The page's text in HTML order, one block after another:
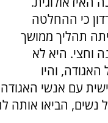
כי ההחלטה
תהליך ממושך
וחצי. היא לא
והיו
עם אנשי
הביאו אותה